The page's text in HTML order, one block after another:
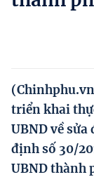
Người dân góp
Hướng dẫn
Phát triển kinh
Ocop và
triển khai
UBND về
định số 30/
UBND thành